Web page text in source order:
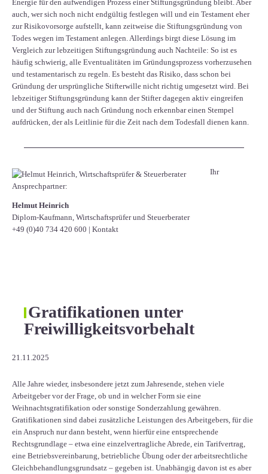
Energie für den aufwendigen Prozess einer Stiftungsgründung bleibt. Aber
auch, wer sich noch nicht endgültig festlegen will und ein Testament eher
zur Risikovorsorge aufstellt, kann zeitweise die Stiftungsgründung von
Todes wegen im Testament anlegen. Allerdings birgt diese Lösung im
Vergleich zur lebzeitigen Stiftungsgründung auch Nachteile: So ist es
häufig schwierig, alle Eventualitäten im Gründungsprozess vorherzusehen
und testamentarisch zu regeln. Es besteht das Risiko, dass schon bei
Gründung der ursprüngliche Stifterwille nicht richtig umgesetzt wird. Bei
lebzeitiger Stiftungsgründung kann der Stifter dagegen aktiv eingreifen
und der Stiftung auch nach Gründung noch erkennbar einen Stempel
aufdrücken, der als Leitlinie für die Zeit nach dem Todesfall dienen kann.
Ihr
Ansprechpartner:
Helmut Heinrich
Diplom-Kaufmann, Wirtschaftsprüfer ​und Steuerberater
+49 (0)40 734 420 600 | Kontakt
Gratifikationen unter
Freiwilligkeitsvorbehalt
21.11.2025
Alle Jahre wieder, insbesondere jetzt zum Jahresende, stehen viele
Arbeitgeber vor der Frage, ob und in welcher Form sie eine
Weihnachtsgratifikation oder sonstige Sonderzahlung gewähren.
Gratifikationen sind dabei zusätzliche Leistungen des Arbeitgebers, für die
ein Anspruch nur dann besteht, wenn hierfür eine entsprechende
Rechtsgrundlage – etwa eine einzelvertragliche Abrede, ein Tarifvertrag,
eine Betriebsvereinbarung, betriebliche Übung oder der arbeitsrechtliche
Gleichbehandlungsgrundsatz – gegeben ist. Unabhängig davon ist es aber